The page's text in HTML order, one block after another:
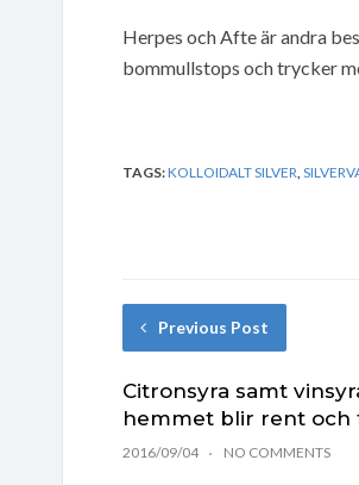
Herpes och Afte är andra
bommullstops och trycker
TAGS:KOLLOIDALT SILVER
Previous Post
Citronsyra samt
hemmet blir rent och
2016/09/04 NO COMMENTS